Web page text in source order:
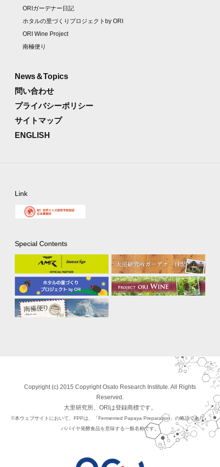
ORIガーデナー日記
ホタルの里づくりプロジェクトby ORI
ORI Wine Project
南極便り
News＆Topics
問い合わせ
プライバシーポリシー
サイトマップ
ENGLISH
Link
Special Contents
Copyright (c) 2015 Copyright Osato Research Institute. All Rights
Reserved.
大里研究所、ORIは登録商標です。
※本ウェブサイトにおいて、FPPは、「Fermented Papaya Preparation」の略語であり、
パパイヤ発酵食品を意味する一般名称です。